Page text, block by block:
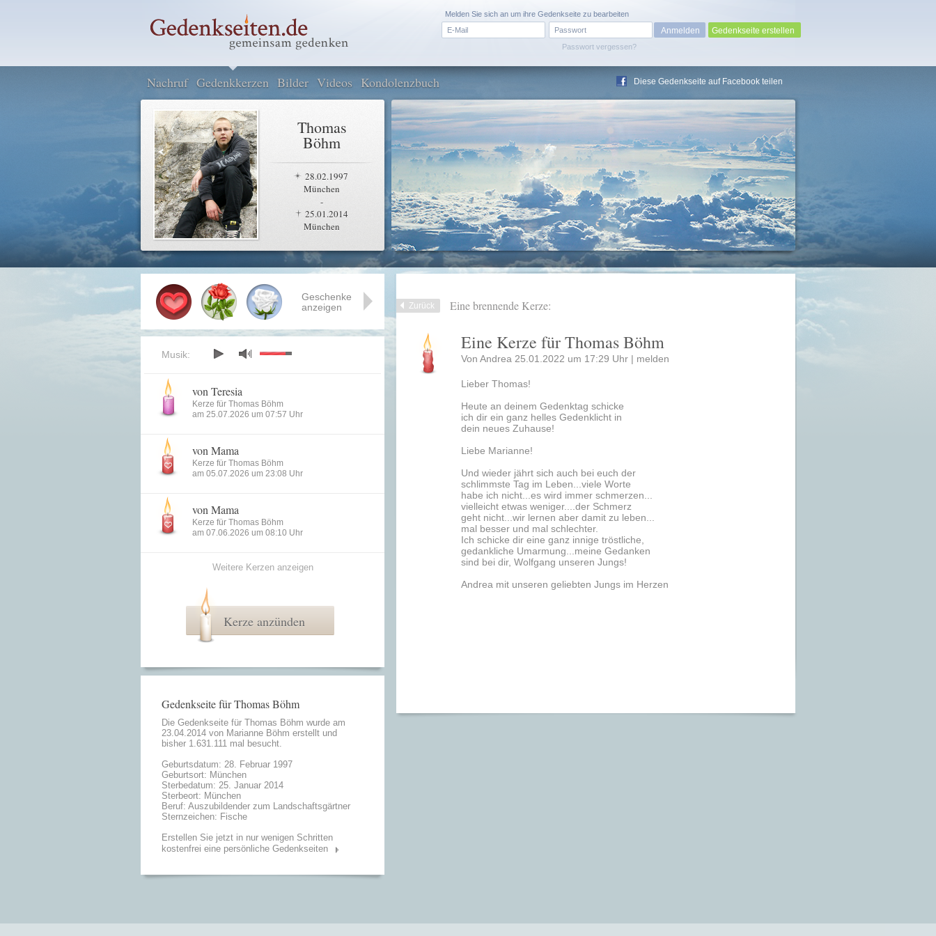
Passwort vergessen?
Melden Sie sich an um ihre Gedenkseite zu bearbeiten
Gedenkseite erstellen
Nachruf Gedenkkerzen Bilder Videos Kondolenzbuch Diese Gedenkseite auf Facebook teilen
Thomas
Böhm
28.02.1997
München
-
25.01.2014
München
Zurück Eine brennende Kerze:
Eine Kerze für Thomas Böhm
Von Andrea 25.01.2022 um 17:29 Uhr | melden
Lieber Thomas!
Heute an deinem Gedenktag schicke
ich dir ein ganz helles Gedenklicht in
dein neues Zuhause!
Liebe Marianne!
Und wieder jährt sich auch bei euch der
schlimmste Tag im Leben...viele Worte
habe ich nicht...es wird immer schmerzen...
vielleicht etwas weniger....der Schmerz
geht nicht...wir lernen aber damit zu leben...
mal besser und mal schlechter.
Ich schicke dir eine ganz innige tröstliche,
gedankliche Umarmung...meine Gedanken
sind bei dir, Wolfgang unseren Jungs!
Andrea mit unseren geliebten Jungs im Herzen
Geschenke
anzeigen
Musik:
von Teresia
Kerze für Thomas Böhm
am 25.07.2026 um 07:57 Uhr
von Mama
Kerze für Thomas Böhm
am 05.07.2026 um 23:08 Uhr
von Mama
Kerze für Thomas Böhm
am 07.06.2026 um 08:10 Uhr
Weitere Kerzen anzeigen
Kerze anzünden
Gedenkseite für Thomas Böhm
Die Gedenkseite für Thomas Böhm wurde am
23.04.2014 von Marianne Böhm erstellt und
bisher 1.631.111 mal besucht.
Geburtsdatum: 28. Februar 1997
Geburtsort: München
Sterbedatum: 25. Januar 2014
Sterbeort: München
Beruf: Auszubildender zum Landschaftsgärtner
Sternzeichen: Fische
Erstellen Sie jetzt in nur wenigen Schritten
kostenfrei eine persönliche Gedenkseiten